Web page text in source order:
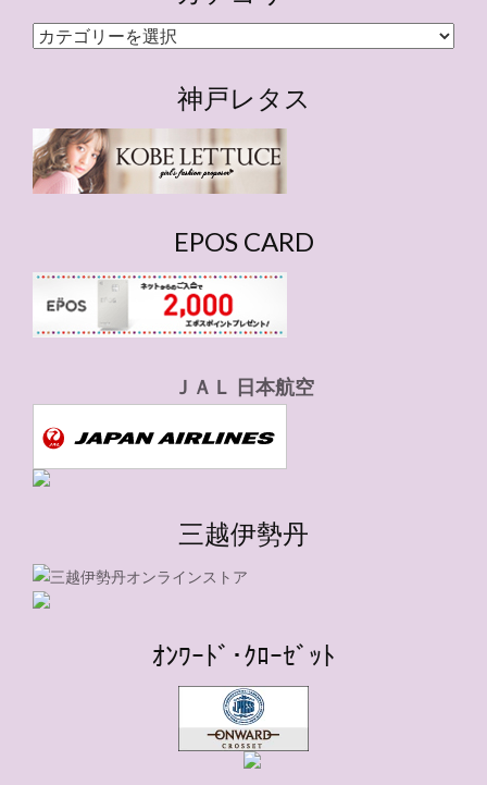
カ
ー
神戸レタス
EPOS CARD
ＪＡＬ 日本航空
三越伊勢丹
ｵﾝﾜｰﾄﾞ･ｸﾛｰｾﾞｯﾄ